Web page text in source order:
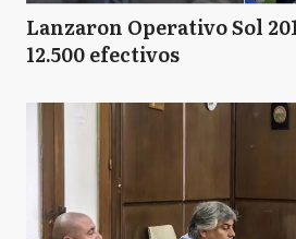
Lanzaron Operativo Sol
12.500 efectivos